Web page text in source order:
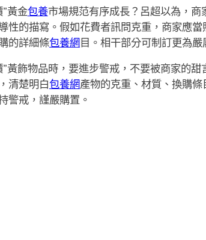
黃金包養市場規范有序成長？呂超以為，商
性的描寫。假如花費者訊問克重，商家應
的詳細條包養網 目。相干部分可制訂更為
黃飾物品時，要進步警戒，不要被商家的
清楚明白包養網產物的克重、材質、換購條
警戒，謹嚴購置。